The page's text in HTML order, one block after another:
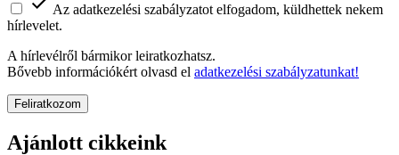
Az adatkezelési szabályzatot elfogadom, küldhettek nekem
hírlevelet.
A hírlevélről bármikor leiratkozhatsz.
Bővebb információkért olvasd el adatkezelési szabályzatunkat!
Feliratkozom
Ajánlott cikkeink